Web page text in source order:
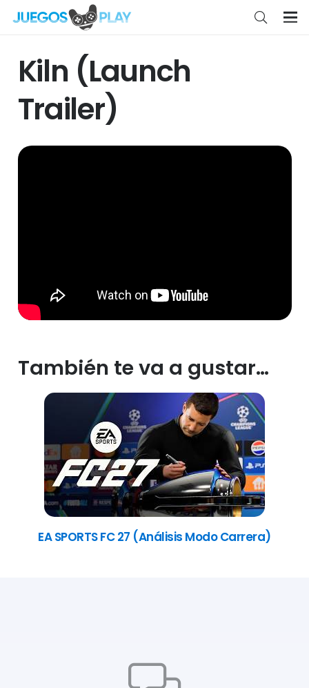
Kiln (Launch
Trailer)
También te va a gustar…
EA SPORTS FC 27 (Análisis Modo Carrera)